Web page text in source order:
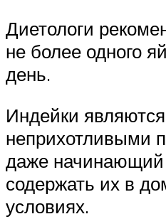
Диетологи
не более одного
день.
Индейки
неприхотливыми
даже
содержать их в
условиях.